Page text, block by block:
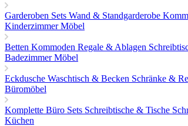
Garderoben Sets Wand & Standgarderobe
Kinderzimmer Möbel
Betten Kommoden Regale & Ablagen
Badezimmer Möbel
Eckdusche Waschtisch & Becken Schränke &
Büromöbel
Komplette Büro Sets Schreibtische & Tische
Küchen